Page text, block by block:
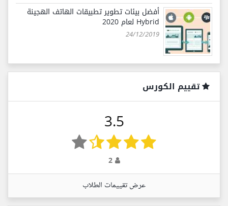
أفضل بيئات تطوير تطبيقات الهاتف الهجينة
Hybrid لعام 2020
24/12/2019
تقييم الكورس
3.5
2
عرض تقييمات الطلاب